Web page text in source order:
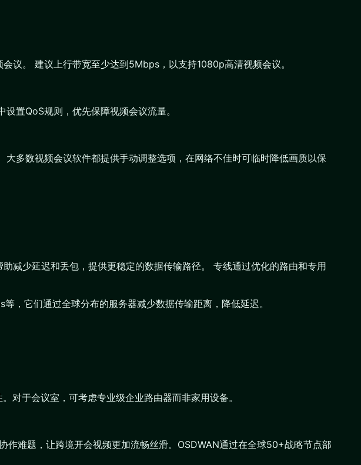
议。 建议上行带宽至少达到5Mbps，以支持1080p高清视频会议。
置QoS规则，优先保障视频会议流量。
多数视频会议软件都提供手动调整选项，在网络不佳时可临时降低画质以保
减少延迟和丢包，提供更稳定的数据传输路径。 专线通过优化的路由和专用
，它们通过全球分布的服务器减少数据传输距离，降低延迟。
对于会议室，可考虑专业级企业路由器而非家用设备。
难题，让跨境开会视频更加流畅丝滑。OSDWAN通过在全球50+战略节点部